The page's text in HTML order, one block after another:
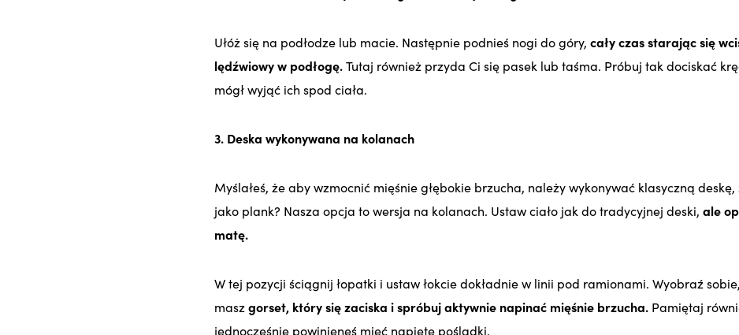
Ułóż się na podłodze lub macie. Następnie podnieś nogi do góry, cały czas starając się
lędźwiowy w podłogę.Tutaj również przyda Ci się pasek lub taśma. Próbuj tak dociskać
mógł wyjąć ich spod ciała.
3. Deska wykonywana na kolanach
Myślałeś, że aby wzmocnić mięśnie głębokie brzucha, należy wykonywać klasyczną
jako plank? Nasza opcja to wersja na kolanach. Ustaw ciało jak do tradycyjnej deski, ale
matę.
W tej pozycji ściągnij łopatki i ustaw łokcie dokładnie w linii pod ramionami. Wyobraź
maszgorset, który się zaciska i spróbuj aktywnie napinać mięśnie brzucha. Pamiętaj
jednocześnie powinieneś mieć napięte pośladki.